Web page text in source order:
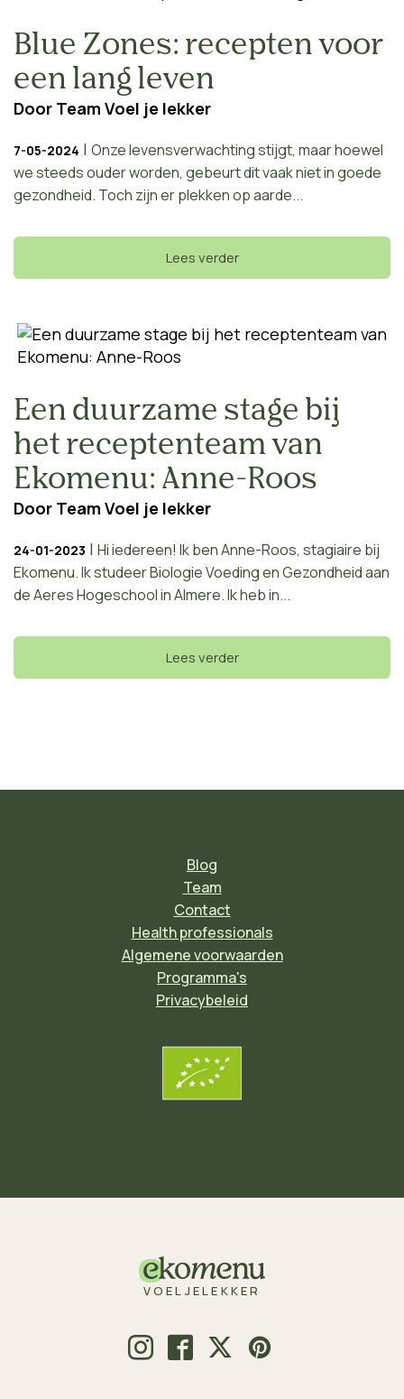
Blue Zones: recepten voor
een lang leven
Door Team Voel je lekker
7-05-2024 | Onze levensverwachting stijgt, maar hoewel
we steeds ouder worden, gebeurt dit vaak niet in goede
gezondheid. Toch zijn er plekken op aarde...
Lees verder
Een duurzame stage bij
het receptenteam van
Ekomenu: Anne-Roos
Door Team Voel je lekker
24-01-2023 | Hi iedereen! Ik ben Anne-Roos, stagiaire bij
Ekomenu. Ik studeer Biologie Voeding en Gezondheid aan
de Aeres Hogeschool in Almere. Ik heb in...
Lees verder
Blog
Team
Contact
Health professionals
Algemene voorwaarden
Programma's
Privacybeleid
VOELJELEKKER